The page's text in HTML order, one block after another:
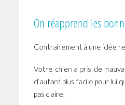
On réapprend les
Contrairement à une idée
Votre chien a pris de
d’autant plus facile pour lui
pas claire.